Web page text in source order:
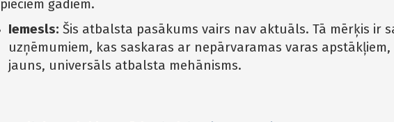
pieciem gadiem.
Iemesls: Šis atbalsta pasākums vairs nav aktuāls. Tā mērķis ir
uzņēmumiem, kas saskaras ar nepārvaramas varas
jauns, universāls atbalsta mehānisms.